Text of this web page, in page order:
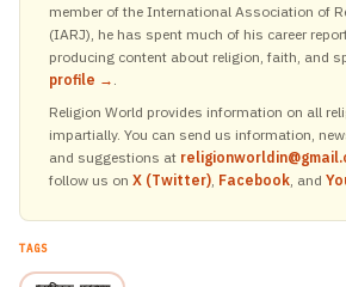
member of the International Association of
(IARJ), he has spent much of his career
producing content about religion, faith, and
profile → .
Religion World provides information on all
impartially. You can send us information,
and suggestions at
follow us on X (Twitter), Facebook, and
TAGS